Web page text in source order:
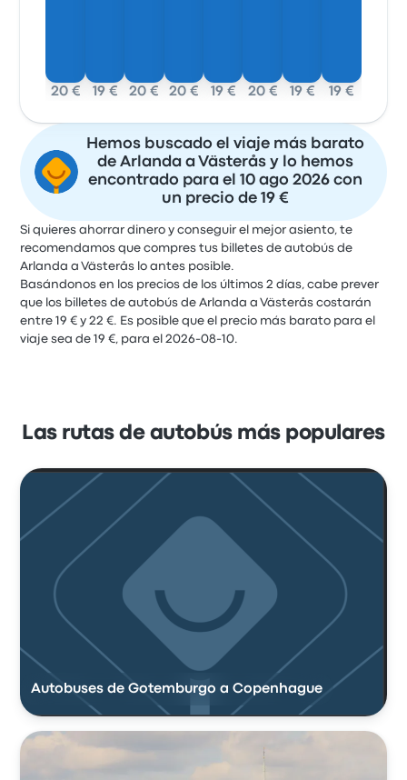
20 € 19 € 20 € 20 € 19 € 20 € 19 € 19 €
Hemos buscado el viaje más barato
de Arlanda a Västerås y lo hemos
encontrado para el 10 ago 2026 con
un precio de 19 €
Si quieres ahorrar dinero y conseguir el mejor asiento, te
recomendamos que compres tus billetes de autobús de
Arlanda a Västerås lo antes posible.
Basándonos en los precios de los últimos 2 días, cabe prever
que los billetes de autobús de Arlanda a Västerås costarán
entre 19 € y 22 €. Es posible que el precio más barato para el
viaje sea de 19 €, para el 2026-08-10.
Las rutas de autobús más populares
Autobuses de Gotemburgo a Copenhague